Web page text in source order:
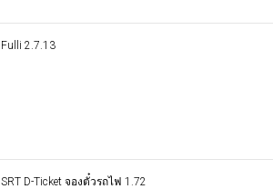
Fulli 2.7.13
SRT D-Ticket จองตั๋วรถไฟ 1.72